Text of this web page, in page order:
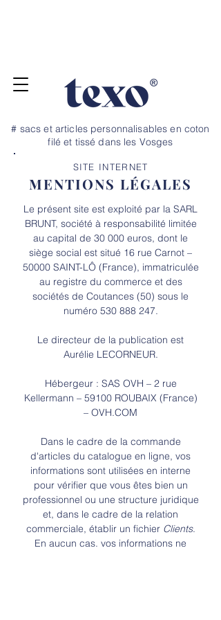
# sacs et articles personnalisables en coton
filé et tissé dans les Vosges
SITE INTERNET
MENTIONS LÉGALES
Le présent site est exploité par la SARL
BRUNT, société à responsabilité limitée
au capital de 30 000 euros, dont le
siège social est situé 16 rue Carnot –
50000 SAINT-LÔ (France), immatriculée
au registre du commerce et des
sociétés de Coutances (50) sous le
numéro 530 888 247.
Le directeur de la publication est
Aurélie LECORNEUR.
Hébergeur : SAS OVH – 2 rue
Kellermann – 59100 ROUBAIX (France)
– OVH.COM
Dans le cadre de la commande
d'articles du catalogue en ligne, vos
informations sont utilisées en interne
pour vérifier que vous êtes bien un
professionnel ou une structure juridique
et, dans le cadre de la relation
commerciale, établir un fichier Clients.
En aucun cas, vos informations ne